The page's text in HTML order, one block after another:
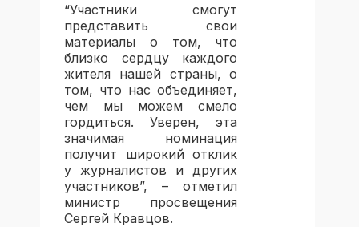
“Участники смогут
представить свои
материалы о том, что
близко сердцу каждого
жителя нашей страны, о
том, что нас объединяет,
чем мы можем смело
гордиться. Уверен, эта
значимая номинация
получит широкий отклик
у журналистов и других
участников”, – отметил
министр просвещения
Сергей Кравцов.